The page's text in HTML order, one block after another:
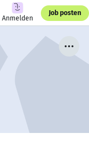
Anmelden
Job posten